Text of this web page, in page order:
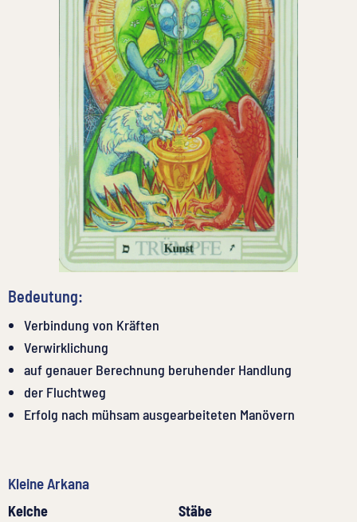
Bedeutung:
Verbindung von Kräften
Verwirklichung
auf genauer Berechnung beruhender Handlung
der Fluchtweg
Erfolg nach mühsam ausgearbeiteten Manövern
Kleine Arkana
Kelche
Stäbe